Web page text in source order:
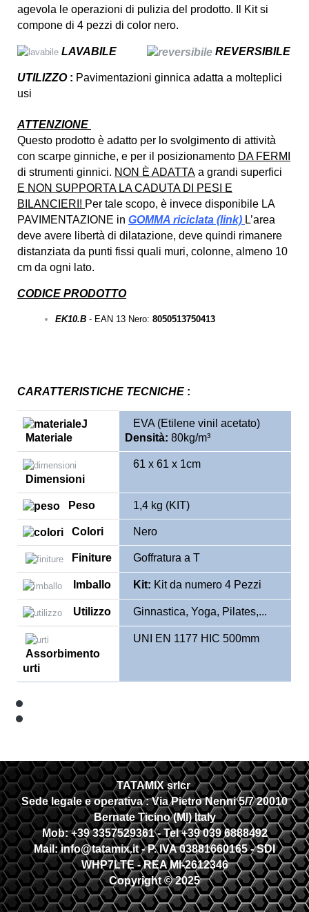
agevola le operazioni di pulizia del prodotto. Il Kit si
compone di 4 pezzi di color nero.
LAVABILE REVERSIBILE
UTILIZZO: Pavimentazioni ginnica adatta a molteplici
usi
ATTENZIONE
Questo prodotto è adatto per lo svolgimento di attività
con scarpe ginniche, e per il posizionamento DA FERMI
di strumenti ginnici. NON È ADATTA a grandi superfici
E NON SUPPORTA LA CADUTA DI PESI E
BILANCIERI! Per tale scopo, è invece disponibile LA
PAVIMENTAZIONE in GOMMA riciclata (link) L’area
deve avere libertà di dilatazione, deve quindi rimanere
distanziata da punti fissi quali muri, colonne, almeno 10
cm da ogni lato.
CODICE PRODOTTO
EK10.B - EAN 13 Nero: 8050513750413
CARATTERISTICHE TECNICHE :
Materiale
EVA (Etilene vinil acetato)
Densità: 80kg/m³
Dimensioni
61 x 61 x 1cm
Peso 1,4 kg (KIT)
Colori Nero
Finiture Goffratura a T
Imballo Kit: Kit da numero 4 Pezzi
Utilizzo Ginnastica, Yoga, Pilates,...
Assorbimento
urti
UNI EN 1177 HIC 500mm
TATAMIX srlcr
Sede legale e operativa :Via Pietro Nenni 5/7 20010
Bernate Ticino (MI) Italy
Mob: +39 3357529361 - Tel +39 039 6888492
Mail: info@tatamix.it - P. IVA 03881660165 - SDI
WHP7LTE- REA MI-2612346
Copyright © 2025